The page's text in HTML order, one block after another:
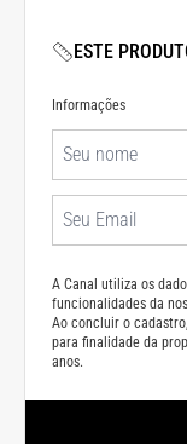
ESTE
Informações
A Canal utiliza os
funcionalidades da
Ao concluir o
para finalidade da
anos.